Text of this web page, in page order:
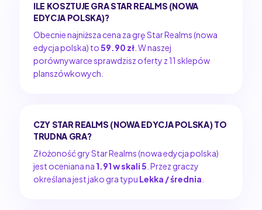
ILE KOSZTUJE GRA STAR REALMS (NOWA
EDYCJA POLSKA)?
Obecnie najniższa cena za grę Star Realms (nowa
edycja polska) to59.90 zł . W naszej
porównywarce sprawdzisz oferty z 11 sklepów
planszówkowych.
CZY STAR REALMS (NOWA EDYCJA POLSKA) TO
TRUDNA GRA?
Złożoność gry Star Realms (nowa edycja polska)
jest oceniana na 1.91 w skali 5 . Przez graczy
określana jest jako gra typu Lekka / średnia